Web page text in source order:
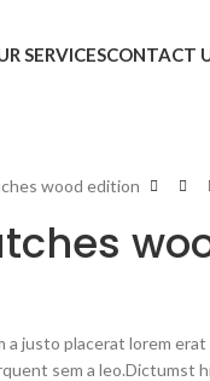
SERVICESCONTACT
wood edition
a justo placerat lorem
sem a leo.Dictumst